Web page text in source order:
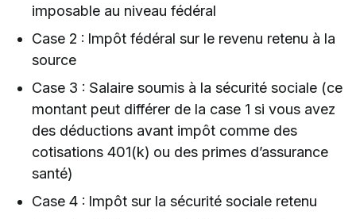
imposable au niveau fédéral
Case 2 : Impôt fédéral sur le revenu retenu à la
source
Case 3 : Salaire soumis à la sécurité sociale (ce
montant peut différer de la case 1 si vous avez
des déductions avant impôt comme des
cotisations 401(k) ou des primes d’assurance
santé)
Case 4 : Impôt sur la sécurité sociale retenu